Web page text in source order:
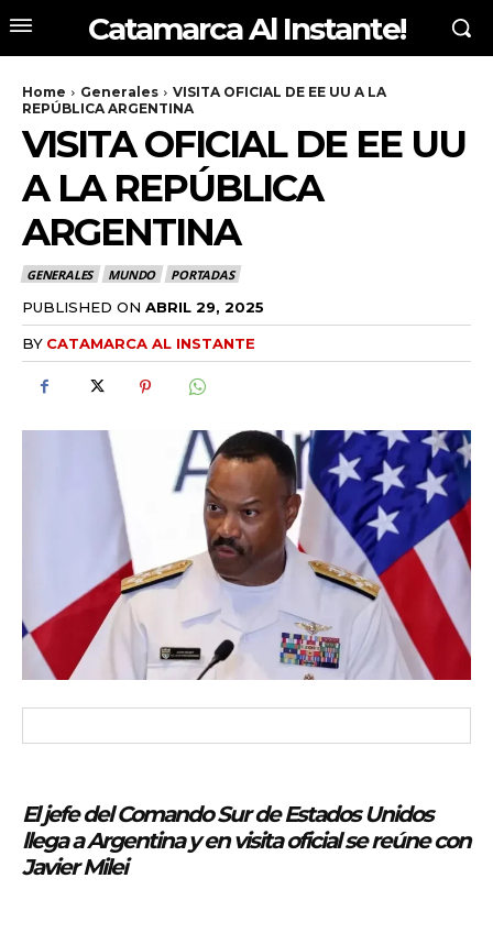
Catamarca Al Instante!
Home Generales
VISITA OFICIAL DE EE UU A LA
REPÚBLICA ARGENTINA
VISITA OFICIAL DE EE UU
A LA REPÚBLICA
ARGENTINA
GENERALES MUNDO PORTADAS
PUBLISHED ON ABRIL 29, 2025
BY CATAMARCA AL INSTANTE
El jefe del Comando Sur de Estados Unidos
llega a Argentina y en visita oficial se reúne con
Javier Milei